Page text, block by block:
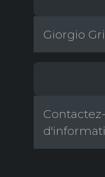
Giorgio